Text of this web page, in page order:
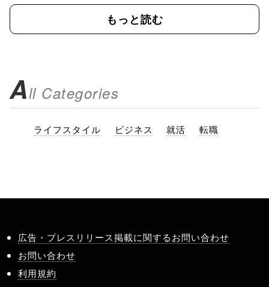
もっと読む
All Categories
ライフスタイル ビジネス 就活 転職
広告・プレスリリース掲載に関するお問い合わせ
お問い合わせ
利用規約